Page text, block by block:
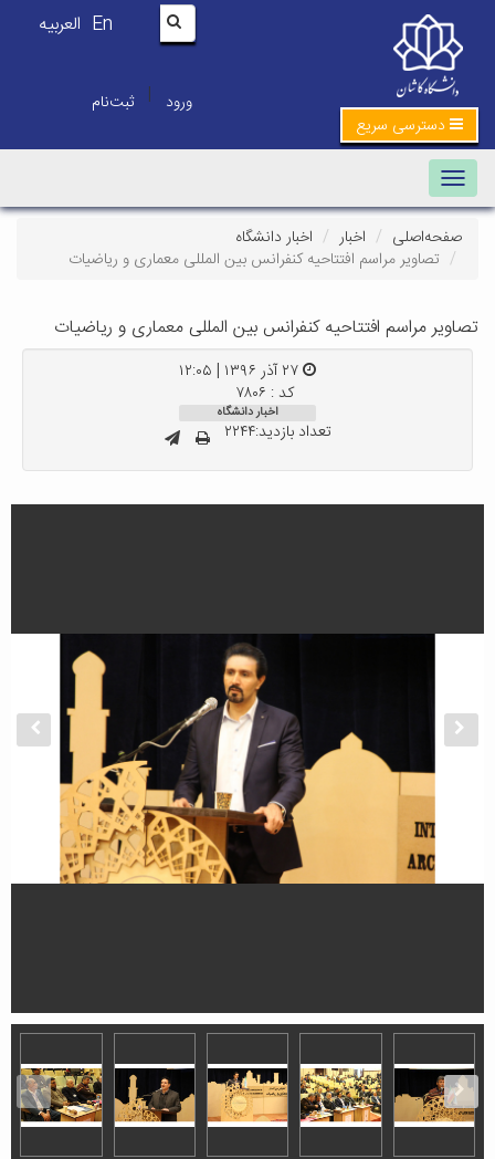
En العربیه
ورود | ثبت‌نام
دسترسی سریع
Toggle navigation
صفحه‌اصلی اخبار
اخبار دانشگاه
تصاویر مراسم افتتاحیه کنفرانس بین المللی معماری و ریاضیات
تصاویر مراسم افتتاحیه کنفرانس بین المللی معماری و ریاضیات
کد : ۷۸۰۶
اخبار دانشگاه
تعداد بازدید:۲۲۴۴